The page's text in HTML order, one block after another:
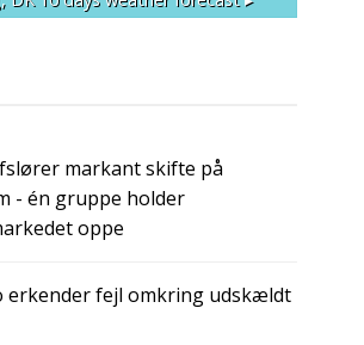
markant skifte på
- én gruppe holder
oppe
erkender fejl omkring udskældt